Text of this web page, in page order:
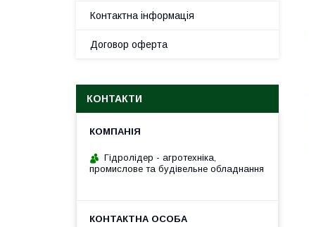
Контактна інформація
Договор оферта
КОНТАКТИ
Гідролідер - агротехніка,
промислове та будівельне обладнання